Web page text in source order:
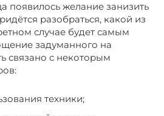
появилось желание занизить
разобраться, какой из
случае будет самым
задуманного на
связано с некоторым
техники;